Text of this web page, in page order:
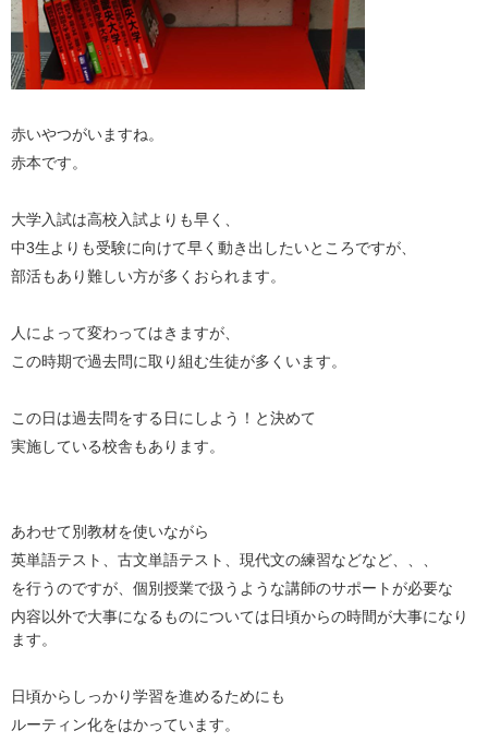
赤いやつがいますね。
赤本です。
大学入試は高校入試よりも早く、
中3生よりも受験に向けて早く動き出したいところですが、
部活もあり難しい方が多くおられます。
人によって変わってはきますが、
この時期で過去問に取り組む生徒が多くいます。
この日は過去問をする日にしよう！と決めて
実施している校舎もあります。
あわせて別教材を使いながら
英単語テスト、古文単語テスト、現代文の練習などなど、、、
を行うのですが、個別授業で扱うような講師のサポートが必要な
内容以外で大事になるものについては日頃からの時間が大事になり
ます。
日頃からしっかり学習を進めるためにも
ルーティン化をはかっています。